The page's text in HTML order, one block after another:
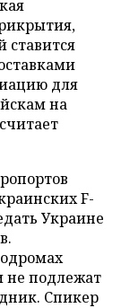
ставится
для
на
F-
Украине
не подлежат
Спикер